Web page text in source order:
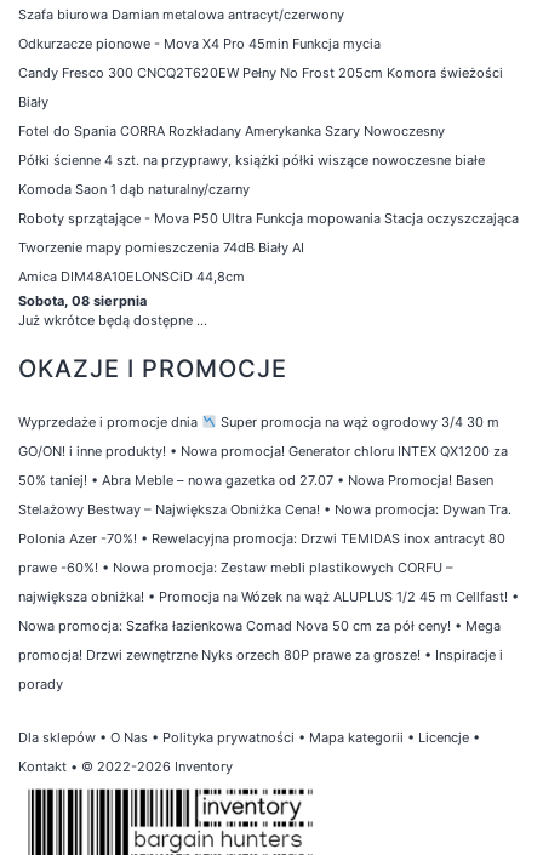
Szafa biurowa Damian metalowa antracyt/czerwony
Odkurzacze pionowe - Mova X4 Pro 45min Funkcja mycia
Candy Fresco 300 CNCQ2T620EW Pełny No Frost 205cm Komora świeżości
Biały
Fotel do Spania CORRA Rozkładany Amerykanka Szary Nowoczesny
Półki ścienne 4 szt. na przyprawy, książki półki wiszące nowoczesne białe
Komoda Saon 1 dąb naturalny/czarny
Roboty sprzątające - Mova P50 Ultra Funkcja mopowania Stacja oczyszczająca
Tworzenie mapy pomieszczenia 74dB Biały AI
Amica DIM48A10ELONSCiD 44,8cm
Sobota, 08 sierpnia
Już wkrótce będą dostępne ...
OKAZJE I PROMOCJE
Wyprzedaże i promocje dnia
Super promocja na wąż ogrodowy 3/4 30 m
GO/ON! i inne produkty! • Nowa promocja! Generator chloru INTEX QX1200 za
50% taniej! • Abra Meble – nowa gazetka od 27.07 • Nowa Promocja! Basen
Stelażowy Bestway – Największa Obniżka Cena! • Nowa promocja: Dywan Tra.
Polonia Azer -70%! • Rewelacyjna promocja: Drzwi TEMIDAS inox antracyt 80
prawe -60%! • Nowa promocja: Zestaw mebli plastikowych CORFU –
największa obniżka! • Promocja na Wózek na wąż ALUPLUS 1/2 45 m Cellfast! •
Nowa promocja: Szafka łazienkowa Comad Nova 50 cm za pół ceny! • Mega
promocja! Drzwi zewnętrzne Nyks orzech 80P prawe za grosze! • Inspiracje i
porady
Dla sklepów • O Nas • Polityka prywatności • Mapa kategorii • Licencje •
Kontakt • © 2022-2026 Inventory